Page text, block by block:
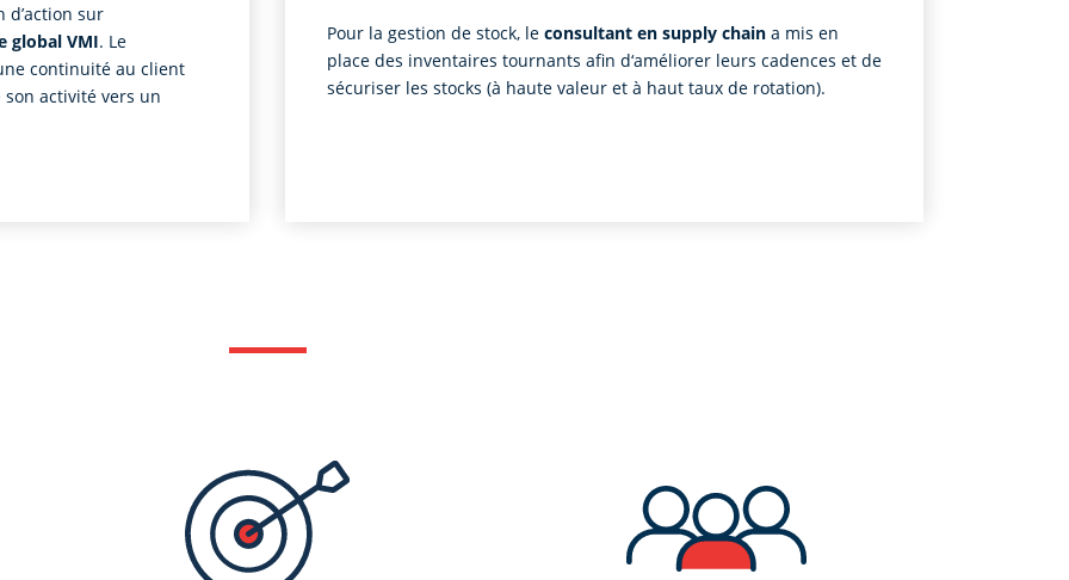
d’action sur
global VMI. Le
continuité au client
activité vers un
Pour la gestion de stock, le consultant en supply chain a mis en
place des inventaires tournants afin d‘améliorer leurs cadences et de
sécuriser les stocks (à haute valeur et à haut taux de rotation).